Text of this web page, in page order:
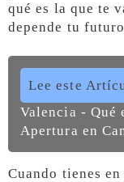
qué es la que te
depende tu
Lee este
Valencia - Qué
Apertura en
Cuando tienes